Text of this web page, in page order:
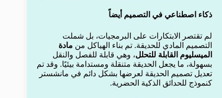
ذكاء اصطناعي في التصميم أيضاً
لم تقتصر الابتكارات على البرمجيات، بل شملت
التصميم المادي للحديقة. تم بناء الهياكل من مادة
الميسليوم القابلة للتحلل، وهي قابلة للفصل والنقل
بسهولة، ما يجعل الحديقة متنقلة ومستدامة بيئيًا. وقد تم
تعديل تصميم الحديقة لعرضها بشكل دائم في مانشستر
كنموذج للحدائق الذكية الحضرية.